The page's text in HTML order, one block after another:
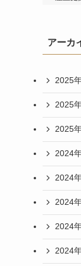
アーカ
2025
2025
2025
2024
2024
2024
2024
2024